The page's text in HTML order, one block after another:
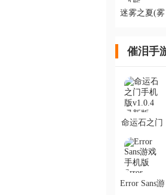
迷雾之夏(雾
催泪手
命运石之门
Error Sans游